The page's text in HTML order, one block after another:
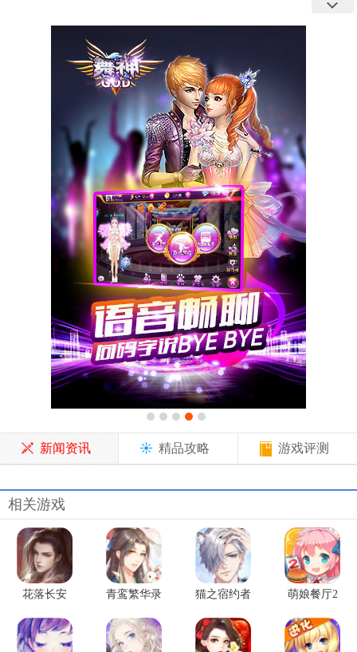
新闻资讯 精品攻略 游戏评测
相关游戏
花落长安 青鸾繁华录 猫之宿约者 萌娘餐厅2